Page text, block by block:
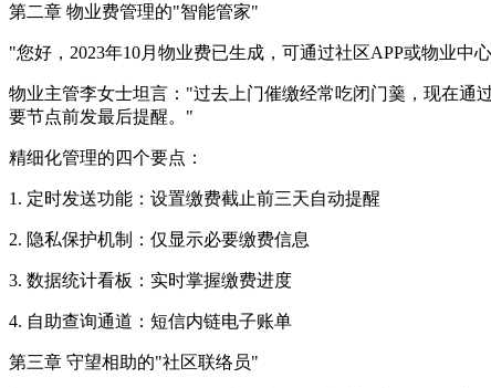
第二章 物业费管理的"智能管家"
"您好，2023年10月物业费已生成，可通过社区APP或物业中
物业主管李女士坦言："过去上门催缴经常吃闭门羹，现在通
要节点前发最后提醒。"
精细化管理的四个要点：
1. 定时发送功能：设置缴费截止前三天自动提醒
2. 隐私保护机制：仅显示必要缴费信息
3. 数据统计看板：实时掌握缴费进度
4. 自助查询通道：短信内链电子账单
第三章 守望相助的"社区联络员"